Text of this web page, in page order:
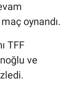
oynandı.
TFF
ve